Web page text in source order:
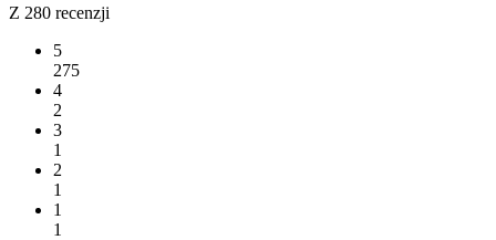
Z 280 recenzji
5
275
4
2
3
1
2
1
1
1